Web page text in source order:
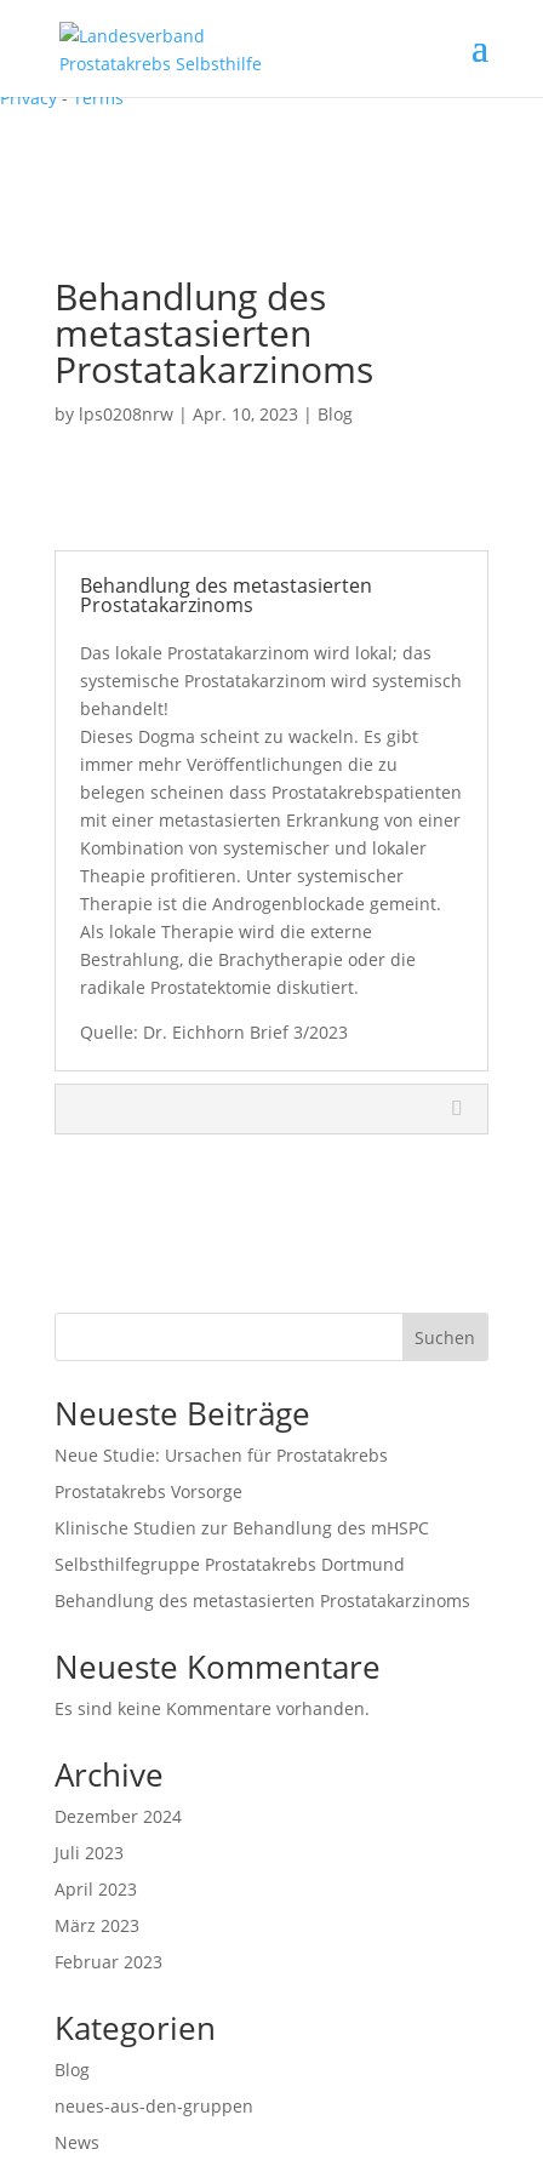
I'm not a robot
reCAPTCHA
Privacy-Terms
Behandlung des
metastasierten
Prostatakarzinoms
by lps0208nrw| Apr. 10, 2023 | Blog
Behandlung des metastasierten
Prostatakarzinoms
Das lokale Prostatakarzinom wird lokal; das
systemische Prostatakarzinom wird systemisch
behandelt!
Dieses Dogma scheint zu wackeln. Es gibt
immer mehr Veröffentlichungen die zu
belegen scheinen dass Prostatakrebspatienten
mit einer metastasierten Erkrankung von einer
Kombination von systemischer und lokaler
Theapie profitieren. Unter systemischer
Therapie ist die Androgenblockade gemeint.
Als lokale Therapie wird die externe
Bestrahlung, die Brachytherapie oder die
radikale Prostatektomie diskutiert.
Quelle: Dr. Eichhorn Brief 3/2023
Suchen
Neueste Beiträge
Neue Studie: Ursachen für Prostatakrebs
Prostatakrebs Vorsorge
Klinische Studien zur Behandlung des mHSPC
Selbsthilfegruppe Prostatakrebs Dortmund
Behandlung des metastasierten Prostatakarzinoms
Neueste Kommentare
Es sind keine Kommentare vorhanden.
Archive
Dezember 2024
Juli 2023
April 2023
März 2023
Februar 2023
Kategorien
Blog
neues-aus-den-gruppen
News